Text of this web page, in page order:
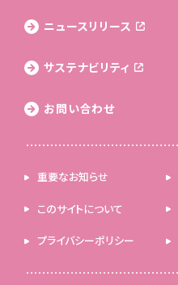
ニュースリリース
サステナビリティ
お問い合わせ
重要なお知らせ
このサイトについて
プライバシーポリシー